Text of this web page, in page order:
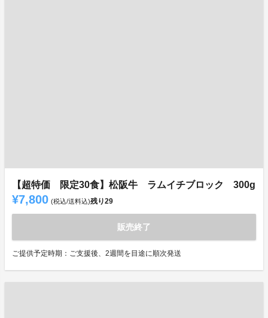
【超特価 限定30食】松阪牛 ラムイチブロック 300g
¥7,800 (税込/送料込)残り29
販売終了
ご提供予定時期：ご支援後、2週間を目途に順次発送